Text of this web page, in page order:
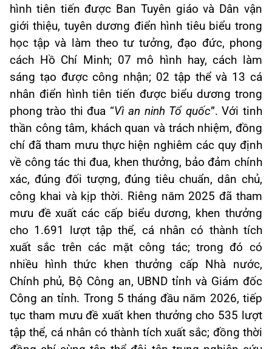
hình tiên tiến được Ban Tuyên giáo và Dân vận
giới thiệu, tuyên dương điển hình tiêu biểu trong
học tập và làm theo tư tưởng, đạo đức, phong
cách Hồ Chí Minh; 07 mô hình hay, cách làm
sáng tạo được công nhận; 02 tập thể và 13 cá
nhân điển hình tiên tiến được biểu dương trong
phong trào thi đua “Vì an ninh Tổ quốc”. Với tinh
thần công tâm, khách quan và trách nhiệm, đồng
chí đã tham mưu thực hiện nghiêm các quy định
về công tác thi đua, khen thưởng, bảo đảm chính
xác, đúng đối tượng, đúng tiêu chuẩn, dân chủ,
công khai và kịp thời. Riêng năm 2025 đã tham
mưu đề xuất các cấp biểu dương, khen thưởng
cho 1.691 lượt tập thể, cá nhân có thành tích
xuất sắc trên các mặt công tác; trong đó có
nhiều hình thức khen thưởng cấp Nhà nước,
Chính phủ, Bộ Công an, UBND tỉnh và Giám đốc
Công an tỉnh. Trong 5 tháng đầu năm 2026, tiếp
tục tham mưu đề xuất khen thưởng cho 535 lượt
tập thể, cá nhân có thành tích xuất sắc; đồng thời